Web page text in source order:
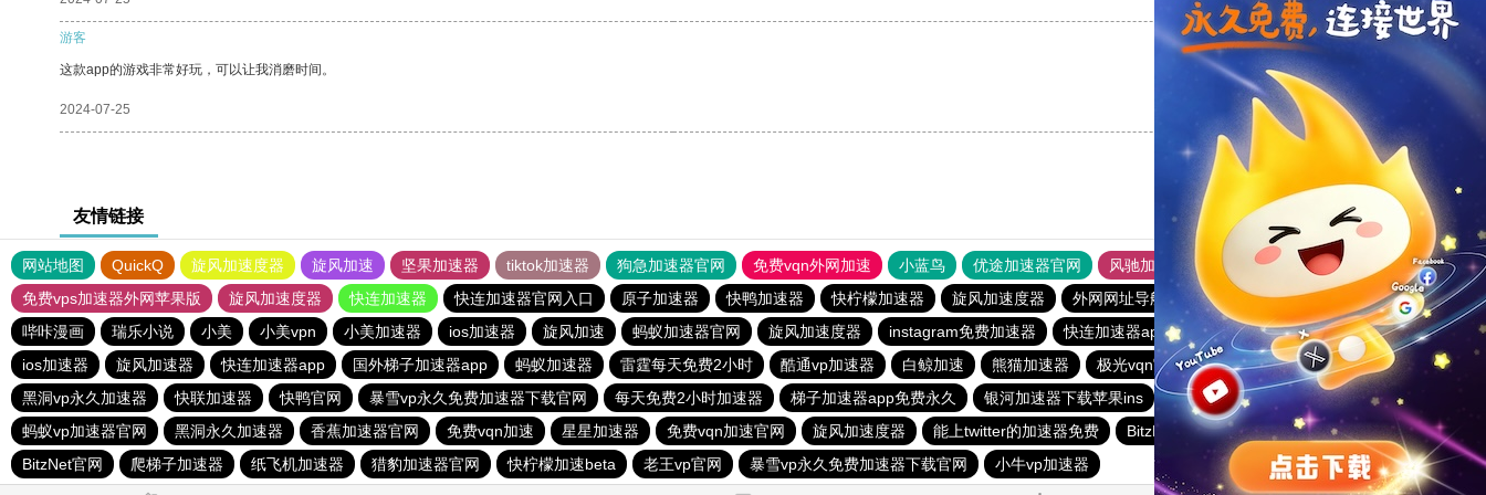
游客
这款app的游戏非常好玩，可以让我消磨时间。
2024-07-25 支持
友情链接
网站地图 QuickQ 旋风加速度器 旋风加速 坚果加速器 tiktok加速器 狗急加速器官网 免费vqn外网加速 小蓝鸟 优途加速器官网 风驰加速器
旋风加速器
免费vps加速器外网苹果版
旋风加速度器 快连加速器 快连加速器官网入口 原子加速器 快鸭加速器 快柠檬加速器 旋风加速度器 外网网址导航 软件中心 雷霆加速
狂飙加速器
哔咔漫画
瑞乐小说 小美 小美vpn 小美加速器 ios加速器 旋风加速 蚂蚁加速器官网 旋风加速度器 instagram免费加速器 快连加速器app 火箭加速器
极光加速器
ios加速器
旋风加速器 快连加速器app 国外梯子加速器app 蚂蚁加速器 雷霆每天免费2小时 酷通vp加速器 白鲸加速 熊猫加速器 极光vqn官网 优途加速器
蓝鲸加速器
黑洞vp永久加速器
快联加速器 快鸭官网 暴雪vp永久免费加速器下载官网 每天免费2小时加速器 梯子加速器app免费永久 银河加速器下载苹果ins 黑洞海外npv加速梯子
雷霆加器速
蚂蚁vp加速器官网
黑洞永久加速器 香蕉加速器官网 免费vqn加速 星星加速器 免费vqn加速官网 旋风加速度器 能上twitter的加速器免费 BitzNet加速器 闪电猫加速器
outline
BitzNet官网
爬梯子加速器 纸飞机加速器 猎豹加速器官网 快柠檬加速beta 老王vp官网 暴雪vp永久免费加速器下载官网 小牛vp加速器